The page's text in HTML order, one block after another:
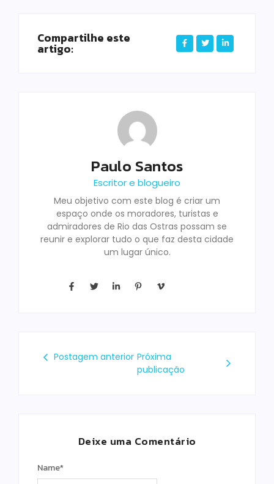
Compartilhe este
artigo:
Paulo Santos
Escritor e blogueiro
Meu objetivo com este blog é criar um
espaço onde os moradores, turistas e
admiradores de Rio das Ostras possam se
reunir e explorar tudo o que faz desta cidade
um lugar único.
Postagem anterior Próxima
publicação
Deixe uma Comentário
Name*